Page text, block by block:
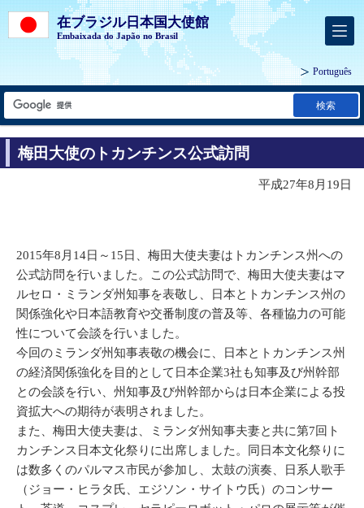
在ブラジル日本国大使館
Embaixada do Japão no Brasil
Português
検索
梅田大使のトカンチンス公式訪問
平成27年8月19日
2015年8月14日～15日、梅田大使夫妻はトカンチンス州への
公式訪問を行いました。この公式訪問で、梅田大使夫妻はマ
ルセロ・ミランダ州知事を表敬し、日本とトカンチンス州の
関係強化や日本語教育や交番制度の普及等、各種協力の可能
性について会談を行いました。
今回のミランダ州知事表敬の機会に、日本とトカンチンス州
の経済関係強化を目的として日本企業3社も知事及び州幹部
との会談を行い、州知事及び州幹部からは日本企業による投
資拡大への期待が表明されました。
また、梅田大使夫妻は、ミランダ州知事夫妻と共に第7回ト
カンチンス日本文化祭りに出席しました。同日本文化祭りに
は数多くのパルマス市民が参加し、太鼓の演奏、日系人歌手
（ジョー・ヒラタ氏、エジソン・サイトウ氏）のコンサー